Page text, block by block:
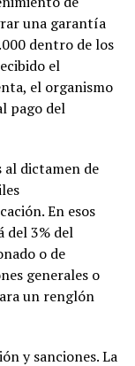
una garantía
dentro de los
el
el organismo
pago del
al dictamen de
En esos
del 3% del
o de
generales o
un renglón
y sanciones. La